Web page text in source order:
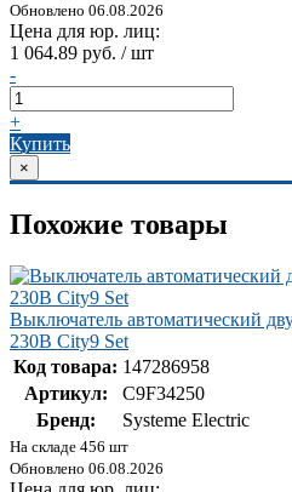
Обновлено 06.08.2026
Цена для юр. лиц:
1 064.89 руб. / шт
-
+
Купить
×
Похожие товары
Выключатель автоматический
230В City9 Set
Код товара: 147286958
Артикул:
C9F34250
Бренд:
Systeme Electric
На складе 456 шт
Обновлено 06.08.2026